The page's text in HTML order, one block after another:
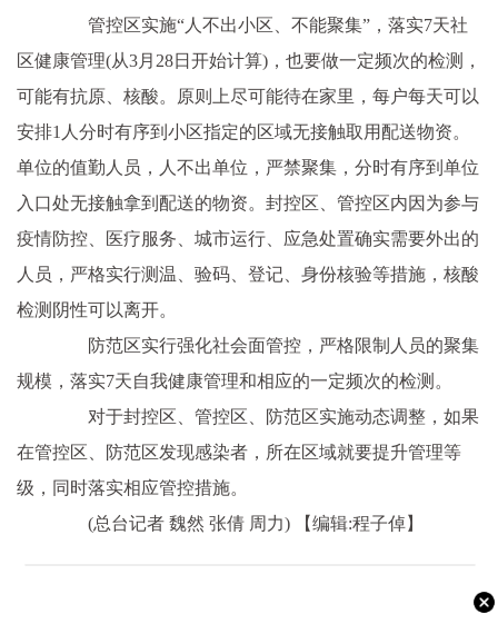
管控区实施“人不出小区、不能聚集”，落实7天社
区健康管理(从3月28日开始计算)，也要做一定频次的检测，
可能有抗原、核酸。原则上尽可能待在家里，每户每天可以
安排1人分时有序到小区指定的区域无接触取用配送物资。
单位的值勤人员，人不出单位，严禁聚集，分时有序到单位
入口处无接触拿到配送的物资。封控区、管控区内因为参与
疫情防控、医疗服务、城市运行、应急处置确实需要外出的
人员，严格实行测温、验码、登记、身份核验等措施，核酸
检测阴性可以离开。
防范区实行强化社会面管控，严格限制人员的聚集
规模，落实7天自我健康管理和相应的一定频次的检测。
对于封控区、管控区、防范区实施动态调整，如果
在管控区、防范区发现感染者，所在区域就要提升管理等
级，同时落实相应管控措施。
(总台记者 魏然 张倩 周力)
【编辑:程子倬】